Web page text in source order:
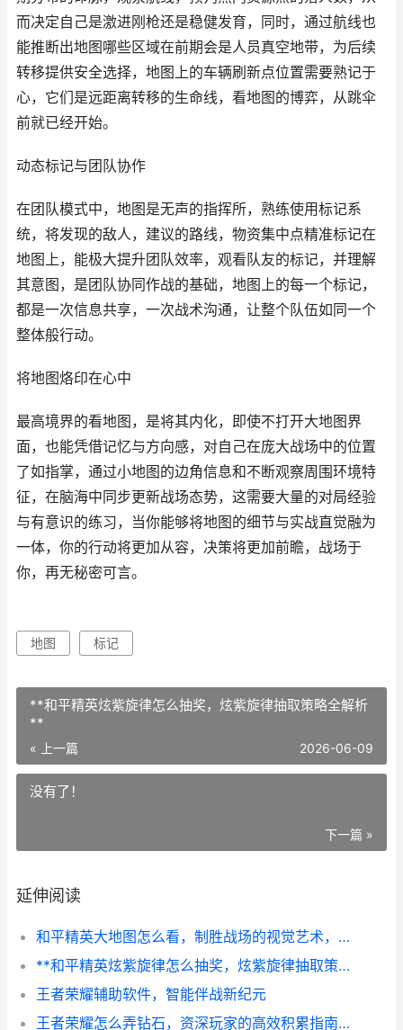
而决定自己是激进刚枪还是稳健发育，同时，通过航线也
能推断出地图哪些区域在前期会是人员真空地带，为后续
转移提供安全选择，地图上的车辆刷新点位置需要熟记于
心，它们是远距离转移的生命线，看地图的博弈，从跳伞
前就已经开始。
动态标记与团队协作
在团队模式中，地图是无声的指挥所，熟练使用标记系
统，将发现的敌人，建议的路线，物资集中点精准标记在
地图上，能极大提升团队效率，观看队友的标记，并理解
其意图，是团队协同作战的基础，地图上的每一个标记，
都是一次信息共享，一次战术沟通，让整个队伍如同一个
整体般行动。
将地图烙印在心中
最高境界的看地图，是将其内化，即使不打开大地图界
面，也能凭借记忆与方向感，对自己在庞大战场中的位置
了如指掌，通过小地图的边角信息和不断观察周围环境特
征，在脑海中同步更新战场态势，这需要大量的对局经验
与有意识的练习，当你能够将地图的细节与实战直觉融为
一体，你的行动将更加从容，决策将更加前瞻，战场于
你，再无秘密可言。
地图 标记
**和平精英炫紫旋律怎么抽奖，炫紫旋律抽取策略全解析
**
« 上一篇 2026-06-09
没有了！
下一篇 »
延伸阅读
和平精英大地图怎么看，制胜战场的视觉艺术，副标题，从俯瞰到洞察的进阶指南
**和平精英炫紫旋律怎么抽奖，炫紫旋律抽取策略全解析**
王者荣耀辅助软件，智能伴战新纪元
王者荣耀怎么弄钻石，资深玩家的高效积累指南副标题，钻石获取全攻略与深度心得